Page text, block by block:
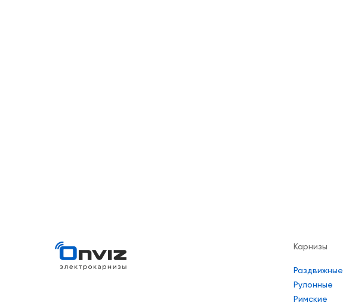
Карнизы
Раздвижные
Рулонные
Римские